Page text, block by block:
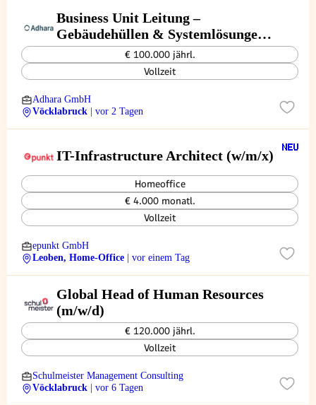
Business Unit Leitung –
Gebäudehüllen & Systemlösungen
(m/w/d)
€ 100.000 jährl.
Vollzeit
Adhara GmbH
Vöcklabruck
| vor 2 Tagen
IT-Infrastructure Architect (w/m/x)
Homeoffice
€ 4.000 monatl.
Vollzeit
epunkt GmbH
Leoben, Home-Office
| vor einem Tag
Global Head of Human Resources
(m/w/d)
€ 120.000 jährl.
Vollzeit
Schulmeister Management Consulting
Vöcklabruck
| vor 6 Tagen